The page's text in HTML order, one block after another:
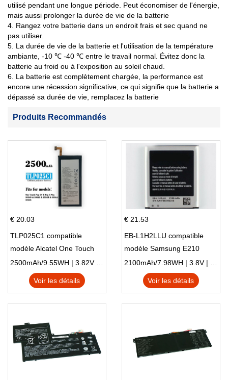
utilisé pendant une longue période. Peut économiser de l'énergie,
mais aussi prolonger la durée de vie de la batterie
4. Rangez votre batterie dans un endroit frais et sec quand ne
pas utiliser.
5. La durée de vie de la batterie et l'utilisation de la température
ambiante, -10 ℃ -40 ℃ entre le travail normal. Évitez donc la
batterie au froid ou à l'exposition au soleil chaud.
6. La batterie est complètement chargée, la performance est
encore une récession significative, ce qui signifie que la batterie a
dépassé sa durée de vie, remplacez la batterie
Produits Recommandés
€ 20.03
TLP025C1 compatible
modèle Alcatel One Touch
Pop 4 Plus OT-5056D
2500mAh/9.55WH | 3.82V | Li-ion ...
Voir les détails
€ 21.53
EB-L1H2LLU compatible
modèle Samsung E210
E210K i939
2100mAh/7.98WH | 3.8V | Li-ion ...
Voir les détails